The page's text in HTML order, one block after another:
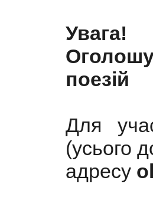
Увага!
поезій
Для
(усього
адресу